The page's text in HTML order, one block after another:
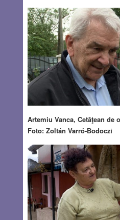
Artemiu Vanca, Cetăţean de
Foto: Zoltán Varró-Bodoczi